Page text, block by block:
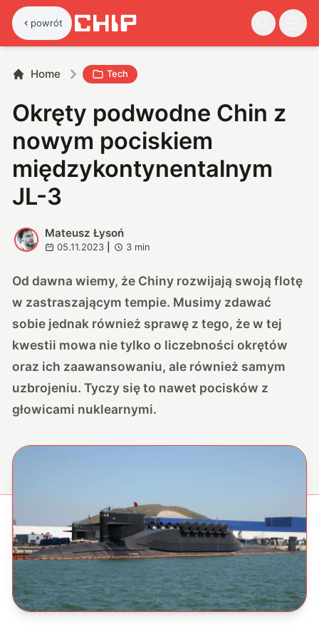
powrót
Home Tech
Okręty podwodne Chin z
nowym pociskiem
międzykontynentalnym
JL-3
M
Mateusz Łysoń
05.11.2023 3 min
Od dawna wiemy, że Chiny rozwijają swoją flotę
w zastraszającym tempie. Musimy zdawać
sobie jednak również sprawę z tego, że w tej
kwestii mowa nie tylko o liczebności okrętów
oraz ich zaawansowaniu, ale również samym
uzbrojeniu. Tyczy się to nawet pocisków z
głowicami nuklearnymi.